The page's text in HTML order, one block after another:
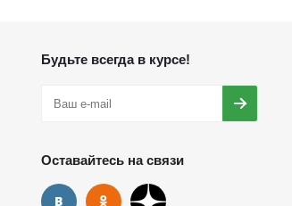
Будьте всегда в курсе!
Оставайтесь на связи